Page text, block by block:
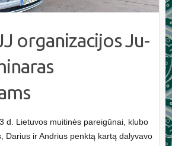
organizacijos Ju-
d. Lietuvos muitinės pareigūnai, klubo
Darius ir Andrius penktą kartą dalyvavo